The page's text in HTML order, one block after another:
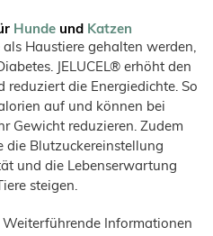
Hunde und Katzen
Haustiere gehalten werden,
JELUCEL® erhöht den
reduziert die Energiedichte. So
auf und können bei
Gewicht reduzieren. Zudem
die Blutzuckereinstellung
und die Lebenserwartung
steigen.
Weiterführende Informationen